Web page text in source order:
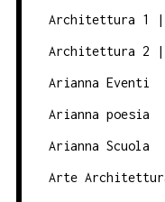
Architettura 1 |
Architettura 2 |
Arianna Eventi
Arianna poesia
Arianna Scuola
Arte